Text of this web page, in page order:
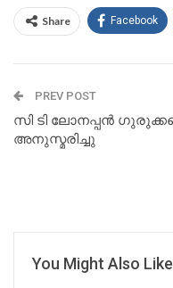
Share Facebook
PREV POST
സി ടി ലോനപ്പൻ
അനുസ്മരിച്ചു
You Might Also Like